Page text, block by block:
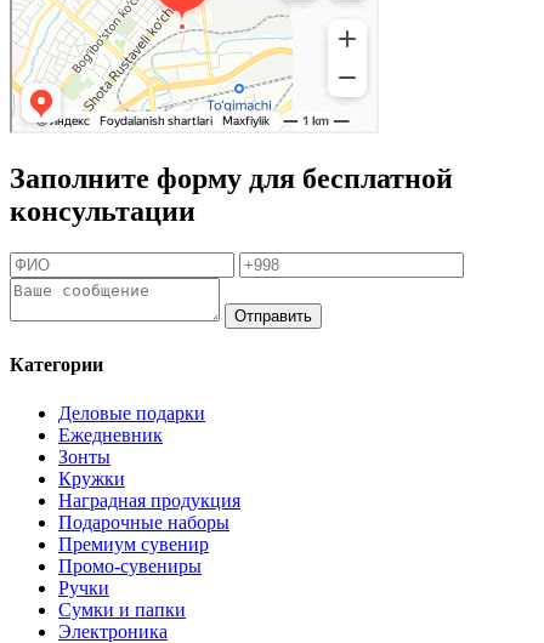
Заполните форму для бесплатной
консультации
Отправить
Категории
Деловые подарки
Ежедневник
Зонты
Кружки
Наградная продукция
Подарочные наборы
Премиум сувенир
Промо-сувениры
Ручки
Сумки и папки
Электроника